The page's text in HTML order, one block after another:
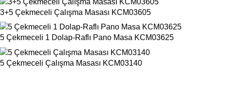
3+5 Çekmeceli Çalışma Masası KCM03605
5 Çekmeceli 1 Dolap-Raflı Pano Masa KCM03625
5 Çekmeceli Çalışma Masası KCM03140